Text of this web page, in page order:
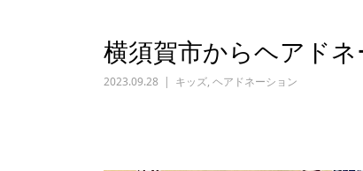
横須賀市からヘアド
2023.09.28 キッズ, ヘアドネーション